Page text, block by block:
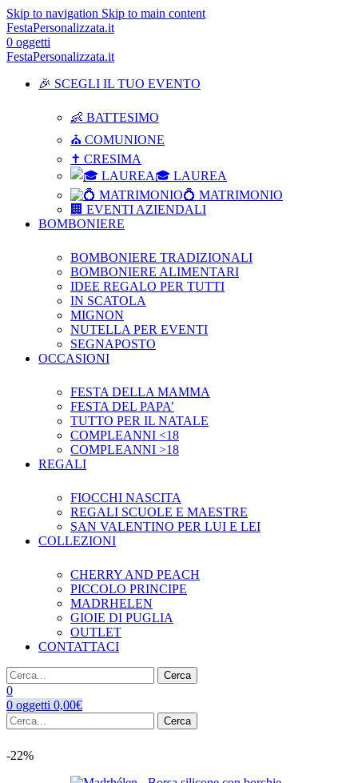
Skip to navigation Skip to main content
FestaPersonalizzata.it
0 oggetti
FestaPersonalizzata.it
🎉 SCEGLI IL TUO EVENTO
👶 BATTESIMO
⛪ COMUNIONE
✝ CRESIMA
🎓 LAUREA
💍 MATRIMONIO
🏢 EVENTI AZIENDALI
BOMBONIERE
BOMBONIERE TRADIZIONALI
BOMBONIERE ALIMENTARI
IDEE REGALO PER TUTTI
IN SCATOLA
MIGNON
NUTELLA PER EVENTI
SEGNAPOSTO
OCCASIONI
FESTA DELLA MAMMA
FESTA DEL PAPA’
TUTTO PER IL NATALE
COMPLEANNI <18
COMPLEANNI >18
REGALI
FIOCCHI NASCITA
REGALI SCUOLE E MAESTRE
SAN VALENTINO PER LUI E LEI
COLLEZIONI
CHERRY AND PEACH
PICCOLO PRINCIPE
MADRHELEN
GIOIE DI PUGLIA
OUTLET
CONTATTACI
Cerca
0
0 oggetti 0,00€
Cerca
-22%